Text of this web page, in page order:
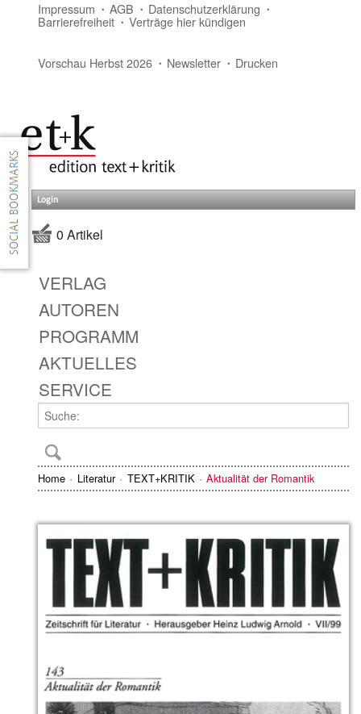
Impressum AGB Datenschutzerklärung
Barrierefreiheit Verträge hier kündigen
Vorschau Herbst 2026 Newsletter Drucken
Login
0 Artikel
VERLAG
AUTOREN
PROGRAMM
AKTUELLES
SERVICE
Home Literatur TEXT+KRITIK Aktualität der Romantik